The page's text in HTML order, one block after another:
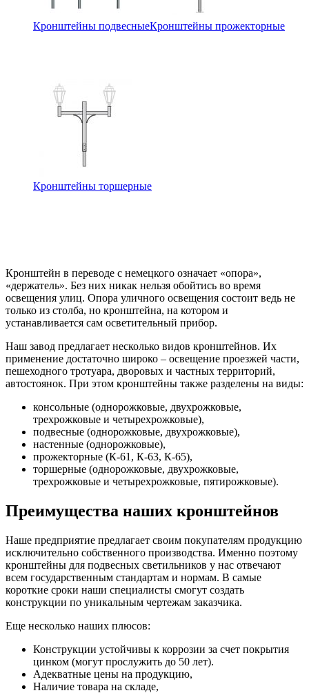
Кронштейны подвесныеКронштейны прожекторные
Кронштейны торшерные
Кронштейн в переводе с немецкого означает «опора»,
«держатель». Без них никак нельзя обойтись во время
освещения улиц. Опора уличного освещения состоит ведь не
только из столба, но кронштейна, на котором и
устанавливается сам осветительный прибор.
Наш завод предлагает несколько видов кронштейнов. Их
применение достаточно широко – освещение проезжей части,
пешеходного тротуара, дворовых и частных территорий,
автостоянок. При этом кронштейны также разделены на виды:
консольные (однорожковые, двухрожковые,
трехрожковые и четырехрожковые),
подвесные (однорожковые, двухрожковые),
настенные (однорожковые),
прожекторные (К-61, К-63, К-65),
торшерные (однорожковые, двухрожковые,
трехрожковые и четырехрожковые, пятирожковые).
Преимущества наших кронштейнов
Наше предприятие предлагает своим покупателям продукцию
исключительно собственного производства. Именно поэтому
кронштейны для подвесных светильников у нас отвечают
всем государственным стандартам и нормам. В самые
короткие сроки наши специалисты смогут создать
конструкции по уникальным чертежам заказчика.
Еще несколько наших плюсов:
Конструкции устойчивы к коррозии за счет покрытия
цинком (могут прослужить до 50 лет).
Адекватные цены на продукцию,
Наличие товара на складе,